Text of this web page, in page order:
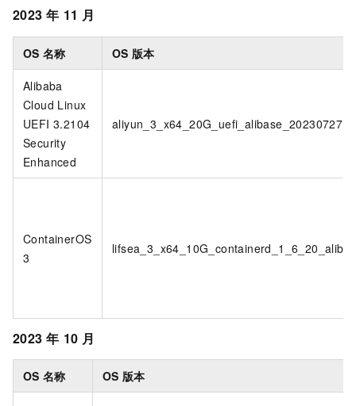
2023 年 11 月
OS 名称 OS 版本
Alibaba
Cloud Linux
UEFI 3.2104
Security
Enhanced
ContainerOS
3
2023 年 10 月
OS 名称 OS 版本